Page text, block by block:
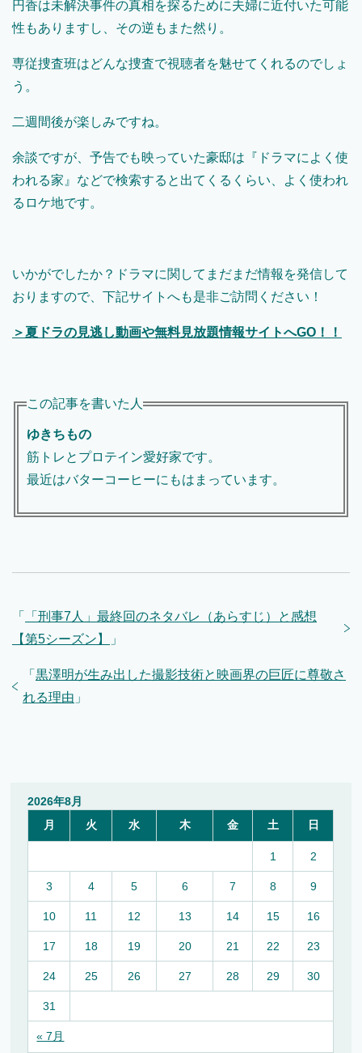
円香は未解決事件の真相を探るために夫婦に近付いた可能
性もありますし、その逆もまた然り。
専従捜査班はどんな捜査で視聴者を魅せてくれるのでしょ
う。
二週間後が楽しみですね。
余談ですが、予告でも映っていた豪邸は『ドラマによく使
われる家』などで検索すると出てくるくらい、よく使われ
るロケ地です。
いかがでしたか？ドラマに関してまだまだ情報を発信して
おりますので、下記サイトへも是非ご訪問ください！
＞夏ドラの見逃し動画や無料見放題情報サイトへGO！！
この記事を書いた人
ゆきちもの
筋トレとプロテイン愛好家です。
最近はバターコーヒーにもはまっています。
「
「刑事7人」最終回のネタバレ（あらすじ）と感想
【第5シーズン】
」
「 黒澤明が生み出した撮影技術と映画界の巨匠に尊敬さ
れる理由 」
2026年8月
月
火 水 木 金 土 日
« 7月
1 2
3 4 5 6 7 8 9
10 11 12 13 14 15 16
17 18 19 20 21 22 23
24 25 26 27 28 29 30
31